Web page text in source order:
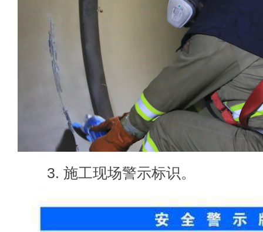
3. 施工现场警示标识。